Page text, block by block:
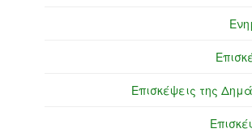
Επισκέψεις της